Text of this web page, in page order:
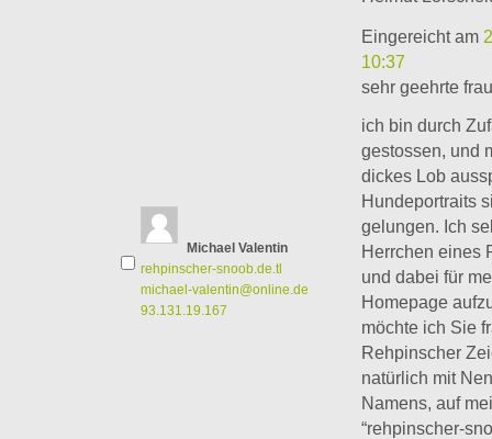
Michael Valentin
rehpinscher-snoob.de.tl
michael-valentin@online.de
93.131.19.167
Eingereicht am
10:37
sehr geehrte
ich bin durch
gestossen, und
dickes Lob
Hundeportraits
gelungen. Ich
Herrchen eines
und dabei für
Homepage
möchte ich Sie
Rehpinscher
natürlich mit
Namens, auf
“rehpinscher-